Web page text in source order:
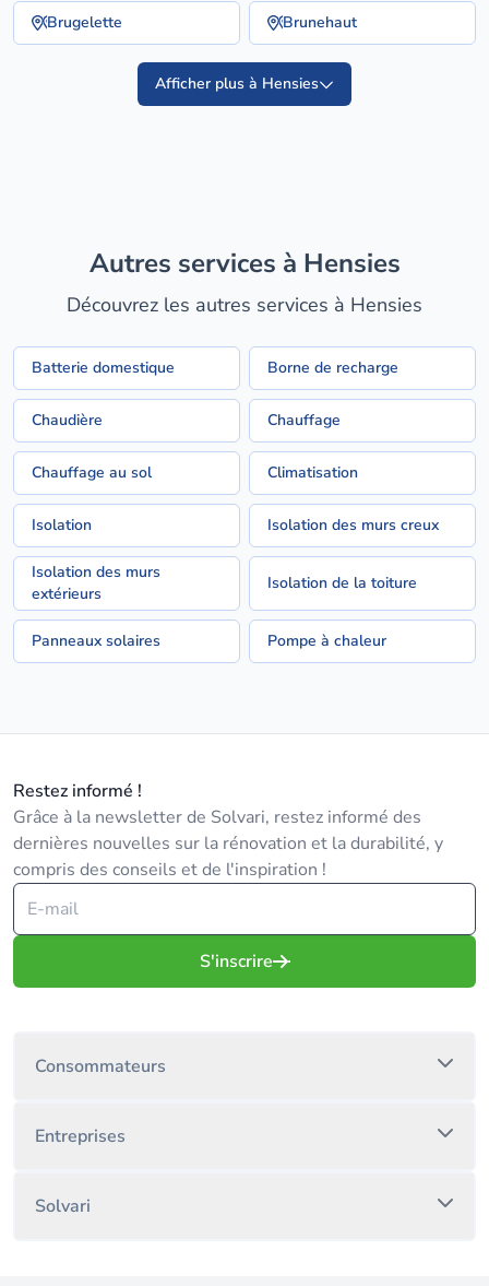
Brugelette Brunehaut
Afficher plus à Hensies
Autres services à Hensies
Découvrez les autres services à Hensies
Batterie domestique Borne de recharge
Chaudière Chauffage
Chauffage au sol Climatisation
Isolation Isolation des murs creux
Isolation des murs
extérieurs
Isolation de la toiture
Panneaux solaires Pompe à chaleur
Restez informé !
Grâce à la newsletter de Solvari, restez informé des
dernières nouvelles sur la rénovation et la durabilité, y
compris des conseils et de l'inspiration !
S'inscrire
Consommateurs
Entreprises
Solvari